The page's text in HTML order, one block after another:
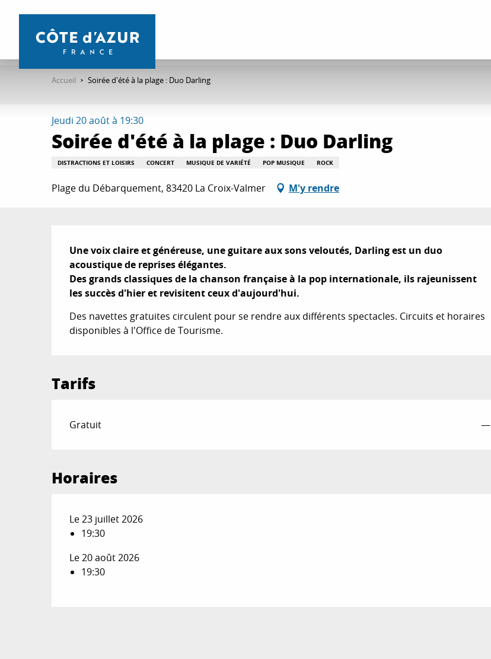
contenu
Accueil Soirée d'été à la plage : Duo Darling
Jeudi 20 août à 19:30
Soirée d'été à la plage : Duo Darling
DISTRACTIONS ET LOISIRS CONCERT MUSIQUE DE VARIÉTÉ POP MUSIQUE ROCK
Plage du Débarquement, 83420 La Croix-Valmer M'y rendre
Description
Une voix claire et généreuse, une guitare aux sons veloutés, Darling est un duo
acoustique de reprises élégantes.
Des grands classiques de la chanson française à la pop internationale, ils rajeunissent
les succès d'hier et revisitent ceux d'aujourd'hui.
Des navettes gratuites circulent pour se rendre aux différents spectacles. Circuits et horaires
disponibles à l'Office de Tourisme.
Tarifs
Gratuit —
Horaires
Le 23 juillet 2026
19:30
Le 20 août 2026
19:30